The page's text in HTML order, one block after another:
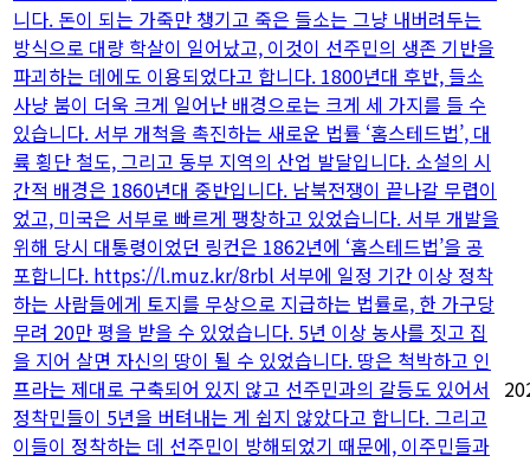
니다. 돈이 되는 가죽만 챙기고 죽은 들소는 그냥 내버려두는
방식으로 대량 학살이 일어났고, 이것이 선주민의 생존 기반을
파괴하는 데에도 이용되었다고 합니다. 1800년대 후반, 들소
사냥 붐이 더욱 크게 일어난 배경으로는 크게 세 가지를 들 수
있습니다. 서부 개척을 촉진하는 새로운 법률 ‘홈스테드법’, 대
륙 횡단 철도, 그리고 동부 지역의 산업 발달입니다. 소설의 시
간적 배경은 1860년대 중반입니다. 남북전쟁이 끝나갈 무렵이
었고, 미국은 서부로 빠르게 팽창하고 있었습니다. 서부 개발을
위해 당시 대통령이었던 링컨은 1862년에 ‘홈스테드법’을 공
포합니다. https://l.muz.kr/8rbl 서부에 일정 기간 이상 정착
하는 사람들에게 토지를 무상으로 지급하는 법률로, 한 가구당
무려 20만 평을 받을 수 있었습니다. 5년 이상 농사를 짓고 집
을 지어 살면 자신의 땅이 될 수 있었습니다. 땅은 척박하고 인
프라는 제대로 구축되어 있지 않고 선주민과의 갈등도 있어서
정착민들이 5년을 버텨내는 게 쉽지 않았다고 합니다. 그리고
이들이 정착하는 데 선주민이 방해되었기 때문에, 이주민들과